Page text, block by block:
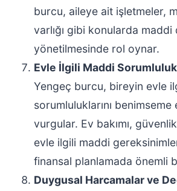
burcu, aileye ait işletmeler,
varlığı gibi konularda maddi
yönetilmesinde rol oynar.
Evle İlgili Maddi
Yengeç burcu, bireyin evle
sorumluluklarını benimseme
vurgular. Ev bakımı,
evle ilgili maddi
finansal planlamada önemli
Duygusal Harcamalar ve